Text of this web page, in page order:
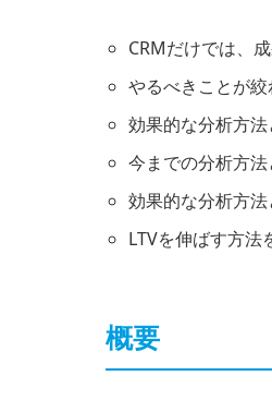
CRMだけでは、
やるべきことが絞
効果的な分析方
今までの分析方
効果的な分析方
LTVを伸ばす方法
概要